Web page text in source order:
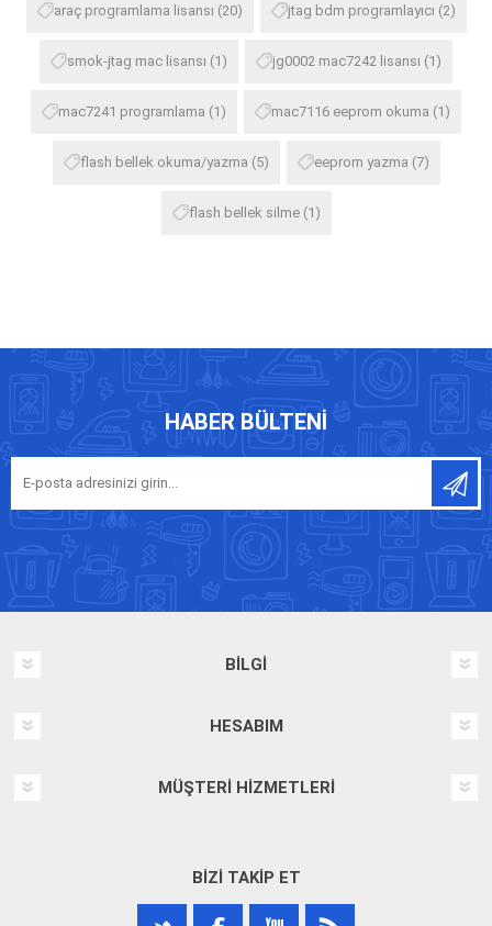
araç programlama lisansı (20) jtag bdm programlayıcı (2)
smok-jtag mac lisansı (1) jg0002 mac7242 lisansı (1)
mac7241 programlama (1) mac7116 eeprom okuma (1)
flash bellek okuma/yazma (5) eeprom yazma (7)
flash bellek silme (1)
HABER BÜLTENI
BILGI
HESABIM
MÜŞTERI HIZMETLERI
BIZI TAKIP ET